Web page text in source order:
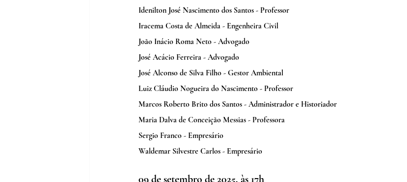
Idenilton José Nascimento dos Santos - Professor
Iracema Costa de Almeida - Engenheira Civil
João Inácio Roma Neto - Advogado
José Acácio Ferreira - Advogado
José Alconso de Silva Filho - Gestor Ambiental
Luiz Cláudio Nogueira do Nascimento - Professor
Marcos Roberto Brito dos Santos - Administrador e Historiador
Maria Dalva de Conceição Messias - Professora
Sergio Franco - Empresário
Waldemar Silvestre Carlos - Empresário
09 de setembro de 2025, às 17h